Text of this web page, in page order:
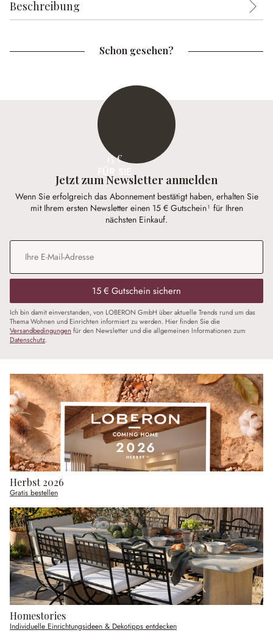
Beschreibung
Schon gesehen?
15 €
Jetzt zum Newsletter anmelden
Wenn Sie erfolgreich das Abonnement bestätigt haben, erhalten Sie
mit Ihrem ersten Newsletter einen 15 € Gutschein¹ für Ihren
nächsten Einkauf.
E-Mail-Adresse
15 € Gutschein sichern
Ich bin damit einverstanden, von LOBERON GmbH über aktuelle Trends rund um das
Thema Wohnen und Einrichten informiert zu werden. Hier finden Sie die
Versandbedingungen für den Newsletter und die allgemeinen Informationen zum
Datenschutz.
Herbst 2026
Gratis bestellen
Homestories
Individuelle Einrichtungsideen & Dekotipps entdecken